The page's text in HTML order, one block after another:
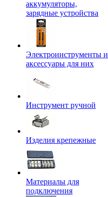
аккумуляторы,
зарядные устройства
Электроинструменты и
аксессуары для них
Инструмент ручной
Изделия крепежные
Материалы для
подключения